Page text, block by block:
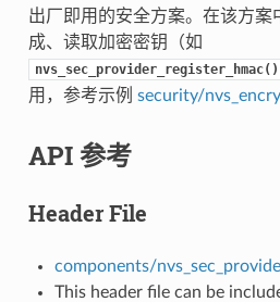
出厂即用的安全方案。在该方案
成、读取加密密钥（如
nvs_sec_provider_register_hmac()
用，参考示例 security/
API 参考
Header File
components/
This header file can be